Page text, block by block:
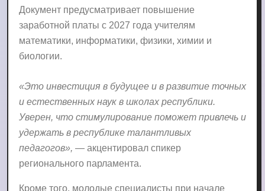
Документ предусматривает повышение
заработной платы с 2027 года учителям
математики, информатики, физики, химии и
биологии.
«Это инвестиция в будущее и в развитие точных
и естественных наук в школах республики.
Уверен, что стимулирование поможет привлечь и
удержать в республике талантливых
педагогов», — акцентировал спикер
регионального парламента.
Кроме того, молодые специалисты при начале